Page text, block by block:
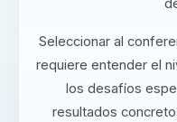
Seleccionar al
requiere entender el
los desafíos
resultados